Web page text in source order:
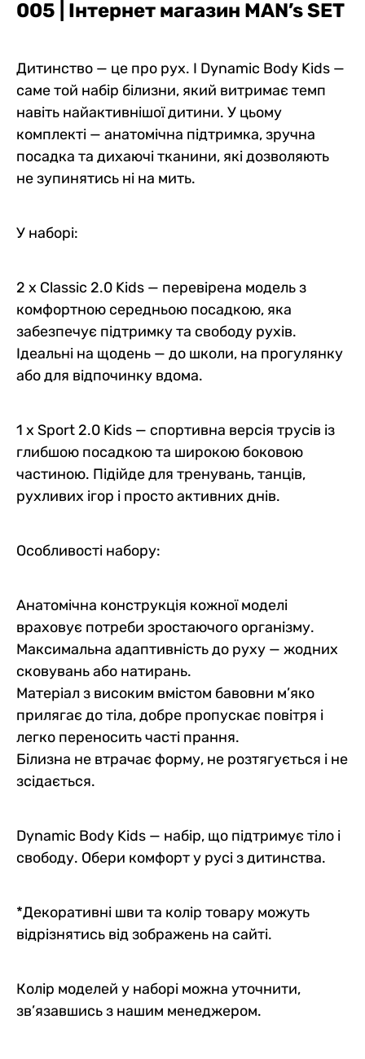
0 0
1407 грн
0
3516 грн
0 0
2117 грн
0
4134 грн
0 0 0
2037 грн
005 | Інтернет магазин MAN’s SET
Дитинство — це про рух. І Dynamic Body Kids —
саме той набір білизни, який витримає темп
навіть найактивнішої дитини. У цьому
комплекті — анатомічна підтримка, зручна
посадка та дихаючі тканини, які дозволяють
не зупинятись ні на мить.
У наборі:
2 x Classic 2.0 Kids — перевірена модель з
комфортною середньою посадкою, яка
забезпечує підтримку та свободу рухів.
Ідеальні на щодень — до школи, на прогулянку
або для відпочинку вдома.
1 x Sport 2.0 Kids — спортивна версія трусів із
глибшою посадкою та широкою боковою
частиною. Підійде для тренувань, танців,
рухливих ігор і просто активних днів.
Особливості набору:
Анатомічна конструкція кожної моделі
враховує потреби зростаючого організму.
Максимальна адаптивність до руху — жодних
сковувань або натирань.
Матеріал з високим вмістом бавовни м’яко
прилягає до тіла, добре пропускає повітря і
легко переносить часті прання.
Білизна не втрачає форму, не розтягується і не
зсідається.
Dynamic Body Kids — набір, що підтримує тіло і
свободу. Обери комфорт у русі з дитинства.
*Декоративні шви та колір товару можуть
відрізнятись від зображень на сайті.
Колір моделей у наборі можна уточнити,
зв’язавшись з нашим менеджером.